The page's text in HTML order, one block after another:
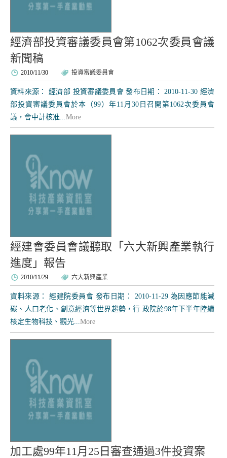
經濟部投資審議委員會第1062次委員會議
新聞稿
2010/11/30 投資審議委員會
資料來源： 經濟部 投資審議委員會 發布日期： 2010-11-30 經濟
部投資審議委員會於本（99）年11月30日召開第1062次委員會
議，會中計核准...More
經建會委員會議聽取「六大新興產業執行
進度」報告
2010/11/29 六大新興產業
資料來源： 經建院委員會 發布日期： 2010-11-29 為因應節能減
碳、人口老化、創意經濟等世界趨勢，行 政院於98年下半年陸續
核定生物科技、觀光...More
加工處99年11月25日審查通過3件投資案